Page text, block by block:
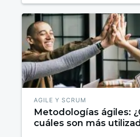
AGILE Y SCRUM
Metodologías ágiles:
cuáles son más